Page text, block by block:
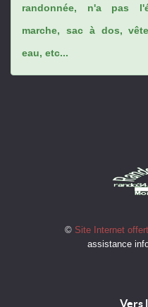
randonnée, n'a pas
marche, sac à dos,
eau, etc...
© Site Internet
assistance
Vers